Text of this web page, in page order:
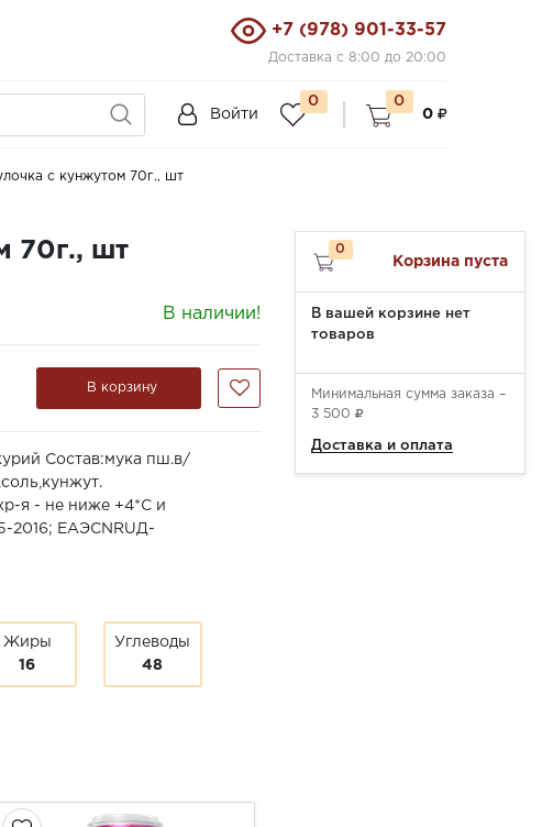
+7 (978) 901-33-57
Доставка с 8:00 до 20:00
Войти
0
0
0
с кунжутом 70г., шт
70г., шт
В наличии!
В корзину
Состав:мука пш.в/
я - не ниже +4*С и
2016; ЕАЭСNRUД-
Жиры
16
Углеводы
48
0
Корзина пуста
В вашей корзине нет
товаров
Минимальная сумма заказа –
3 500
Доставка и оплата